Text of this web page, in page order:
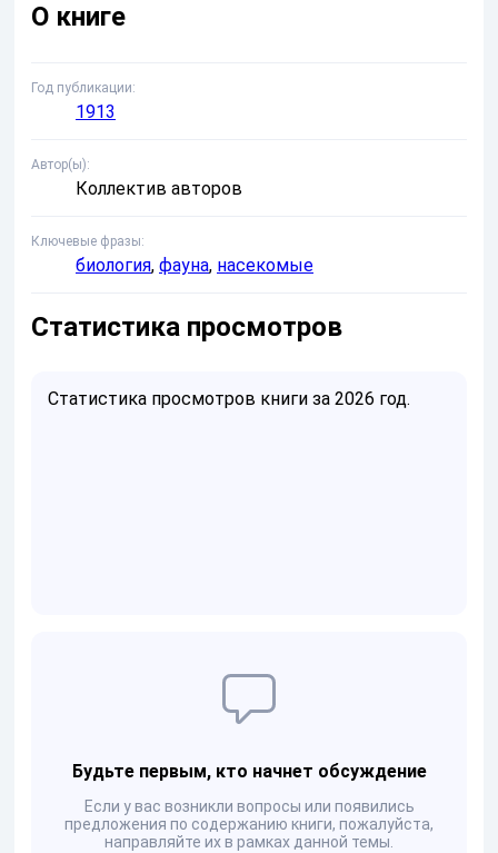
О книге
Год публикации
1913
Автор(ы)
Коллектив авторов
Ключевые фразы
биология, фауна, насекомые
Статистика просмотров
Статистика просмотров книги за 2026 год.
Будьте первым, кто начнет обсуждение
Если у вас возникли вопросы или появились
предложения по содержанию книги, пожалуйста,
направляйте их в рамках данной темы.